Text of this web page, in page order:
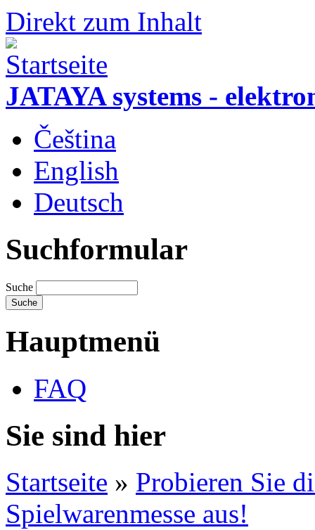
Direkt zum Inhalt
JATAYA systems -
Čeština
English
Deutsch
Suchformular
Suche
Hauptmenü
FAQ
Sie sind hier
Startseite » Probieren Sie
Spielwarenmesse aus!